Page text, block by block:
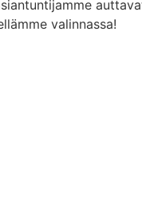
valinnassa!